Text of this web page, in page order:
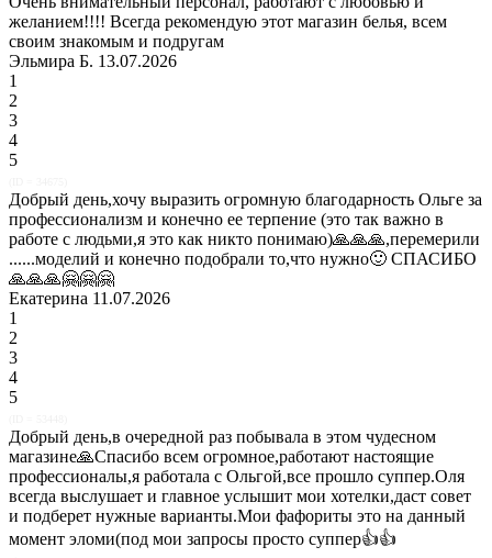
желанием!!!! Всегда рекомендую этот магазин белья, всем
своим знакомым и подругам
Эльмира Б. 13.07.2026
1
2
3
4
5
Добрый день,хочу выразить огромную благодарность Ольге за
профессионализм и конечно ее терпение (это так важно в
работе с людьми,я это как никто понимаю)🙏🙏🙏,перемерили
......моделий и конечно подобрали то,что нужно🙂 СПАСИБО
🙏🙏🙏🤗🤗🤗
Екатерина 11.07.2026
1
2
3
4
5
Добрый день,в очередной раз побывала в этом чудесном
магазине🙏Спасибо всем огромное,работают настоящие
профессионалы,я работала с Ольгой,все прошло суппер.Оля
всегда выслушает и главное услышит мои хотелки,даст совет
и подберет нужные варианты.Мои фафориты это на данный
момент эломи(под мои запросы просто суппер👍👍